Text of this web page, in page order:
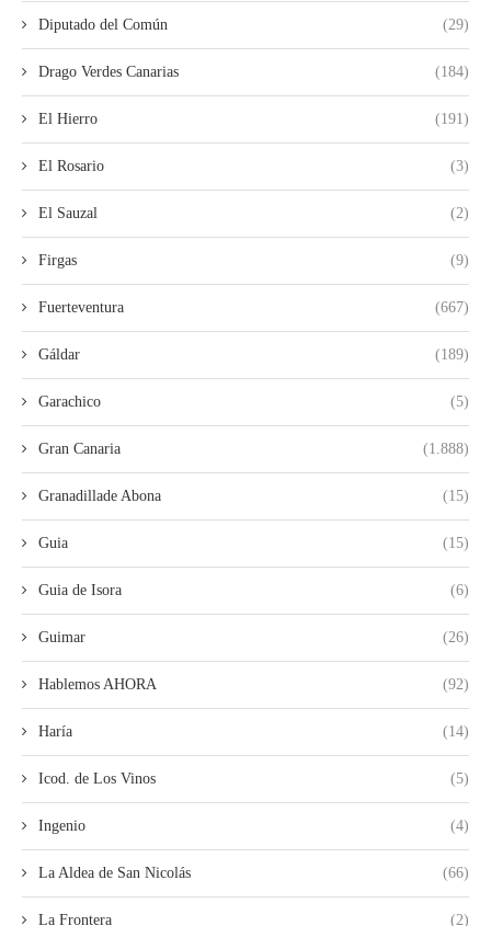
Diputado del Común (29)
Drago Verdes Canarias (184)
El Hierro (191)
El Rosario (3)
El Sauzal (2)
Firgas (9)
Fuerteventura (667)
Gáldar (189)
Garachico (5)
Gran Canaria (1.888)
Granadillade Abona (15)
Guia (15)
Guia de Isora (6)
Guimar (26)
Hablemos AHORA (92)
Haría (14)
Icod. de Los Vinos (5)
Ingenio (4)
La Aldea de San Nicolás (66)
La Frontera (2)